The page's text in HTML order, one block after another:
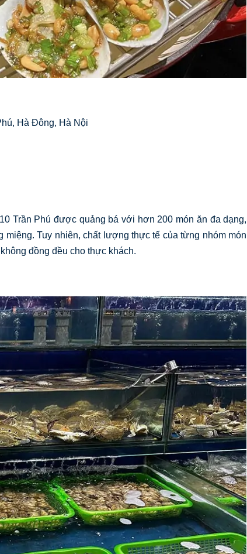
Hà Đông, Hà Nội
Trần Phú được quảng bá với hơn 200 món ăn đa dạng,
Tuy nhiên, chất lượng thực tế của từng nhóm món
đồng đều cho thực khách.